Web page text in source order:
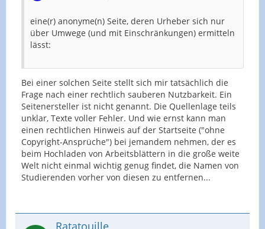
eine(r) anonyme(n) Seite, deren Urheber sich nur
über Umwege (und mit Einschränkungen) ermitteln
lässt:
Bei einer solchen Seite stellt sich mir tatsächlich die
Frage nach einer rechtlich sauberen Nutzbarkeit. Ein
Seitenersteller ist nicht genannt. Die Quellenlage teils
unklar, Texte voller Fehler. Und wie ernst kann man
einen rechtlichen Hinweis auf der Startseite ("ohne
Copyright-Ansprüche") bei jemandem nehmen, der es
beim Hochladen von Arbeitsblättern in die große weite
Welt nicht einmal wichtig genug findet, die Namen von
Studierenden vorher von diesen zu entfernen...
Ratatouille